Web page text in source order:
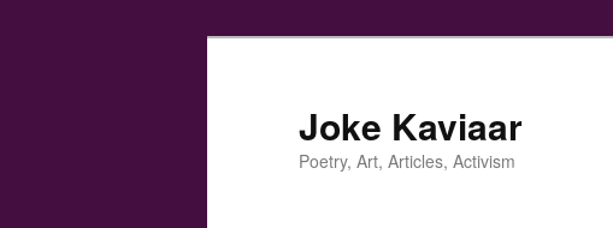
Joke Kaviaar
Poetry, Art, Articles, Activism